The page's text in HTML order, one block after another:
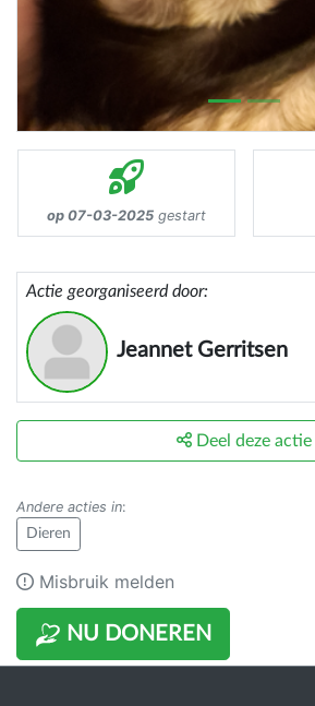
op 07-03-2025 gestart
Actie georganiseerd door:
Jeannet Gerritsen
NU DONEREN
Deel deze actie
Andere acties in:
Dieren
Misbruik melden